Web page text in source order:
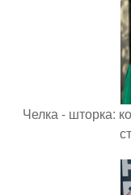
Челка - шторка: